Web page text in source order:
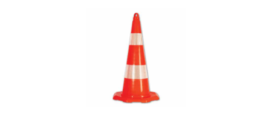
חברת ASPROD
לחץ כאן